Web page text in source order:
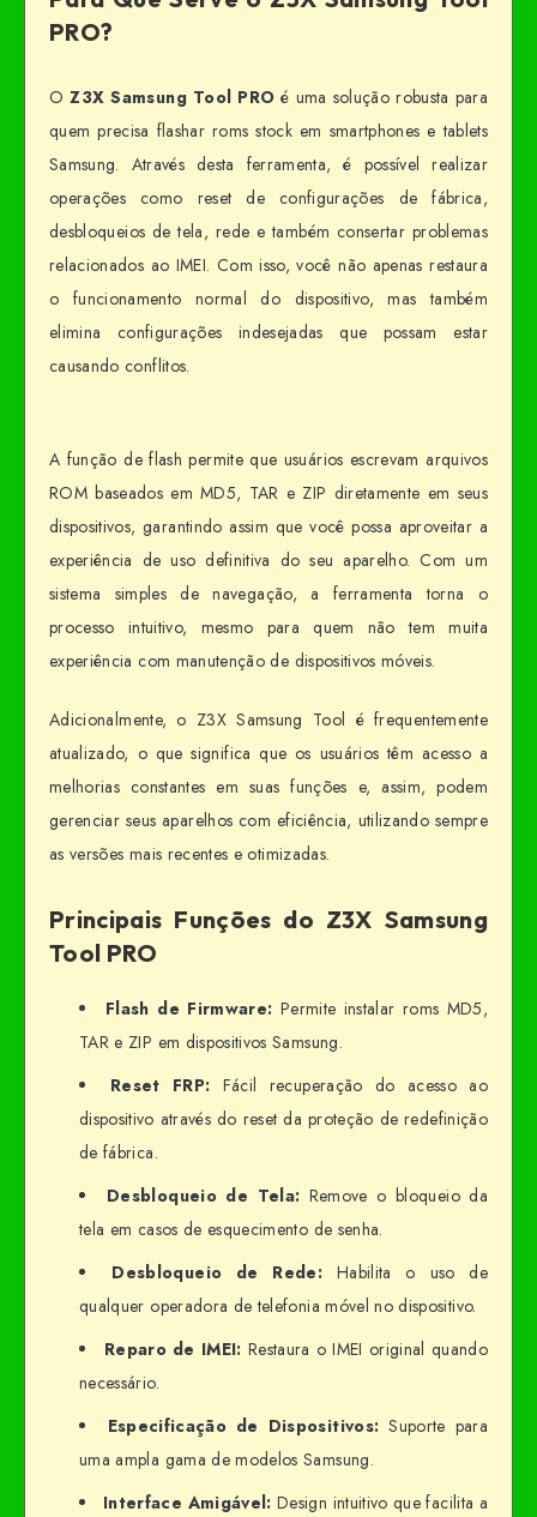
PRO?
OZ3X Samsung Tool PRO é uma solução robusta para
quem precisa flashar roms stock em smartphones e tablets
Samsung. Através desta ferramenta, é possível realizar
operações como reset de configurações de fábrica,
desbloqueios de tela, rede e também consertar problemas
relacionados ao IMEI. Com isso, você não apenas restaura
o funcionamento normal do dispositivo, mas também
elimina configurações indesejadas que possam estar
causando conflitos.
A função de flash permite que usuários escrevam arquivos
ROM baseados em MD5, TAR e ZIP diretamente em seus
dispositivos, garantindo assim que você possa aproveitar a
experiência de uso definitiva do seu aparelho. Com um
sistema simples de navegação, a ferramenta torna o
processo intuitivo, mesmo para quem não tem muita
experiência com manutenção de dispositivos móveis.
Adicionalmente, o Z3X Samsung Tool é frequentemente
atualizado, o que significa que os usuários têm acesso a
melhorias constantes em suas funções e, assim, podem
gerenciar seus aparelhos com eficiência, utilizando sempre
as versões mais recentes e otimizadas.
Principais Funções do Z3X Samsung
Tool PRO
Flash de Firmware: Permite instalar roms MD5,
TAR e ZIP em dispositivos Samsung.
Reset FRP: Fácil recuperação do acesso ao
dispositivo através do reset da proteção de redefinição
de fábrica.
Desbloqueio de Tela: Remove o bloqueio da
tela em casos de esquecimento de senha.
Desbloqueio de Rede: Habilita o uso de
qualquer operadora de telefonia móvel no dispositivo.
Reparo de IMEI: Restaura o IMEI original quando
necessário.
Especificação de Dispositivos: Suporte para
uma ampla gama de modelos Samsung.
Interface Amigável: Design intuitivo que facilita a